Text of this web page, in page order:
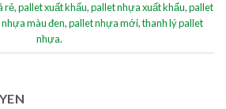
rẻ,pallet xuất khẩu,pallet nhựa xuất khẩu,pallet
màu đen,pallet nhựa mới,thanh lý pallet
nhựa.